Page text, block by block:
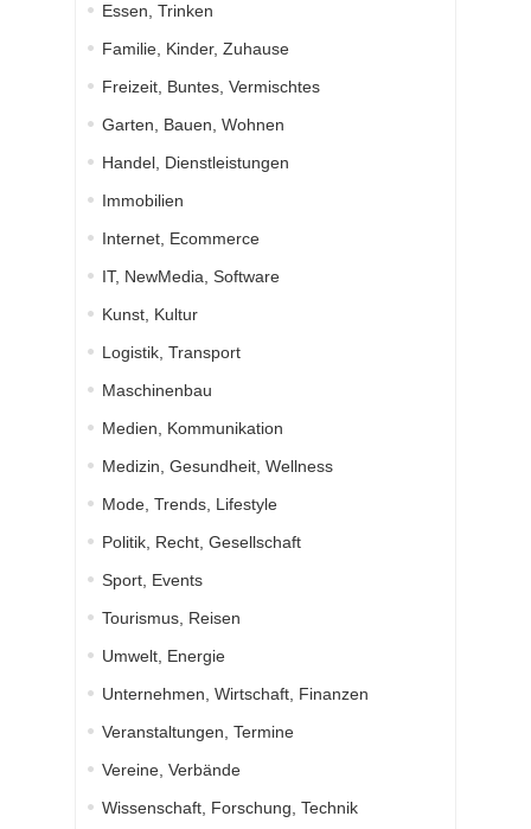
Essen, Trinken
Familie, Kinder, Zuhause
Freizeit, Buntes, Vermischtes
Garten, Bauen, Wohnen
Handel, Dienstleistungen
Immobilien
Internet, Ecommerce
IT, NewMedia, Software
Kunst, Kultur
Logistik, Transport
Maschinenbau
Medien, Kommunikation
Medizin, Gesundheit, Wellness
Mode, Trends, Lifestyle
Politik, Recht, Gesellschaft
Sport, Events
Tourismus, Reisen
Umwelt, Energie
Unternehmen, Wirtschaft, Finanzen
Veranstaltungen, Termine
Vereine, Verbände
Wissenschaft, Forschung, Technik